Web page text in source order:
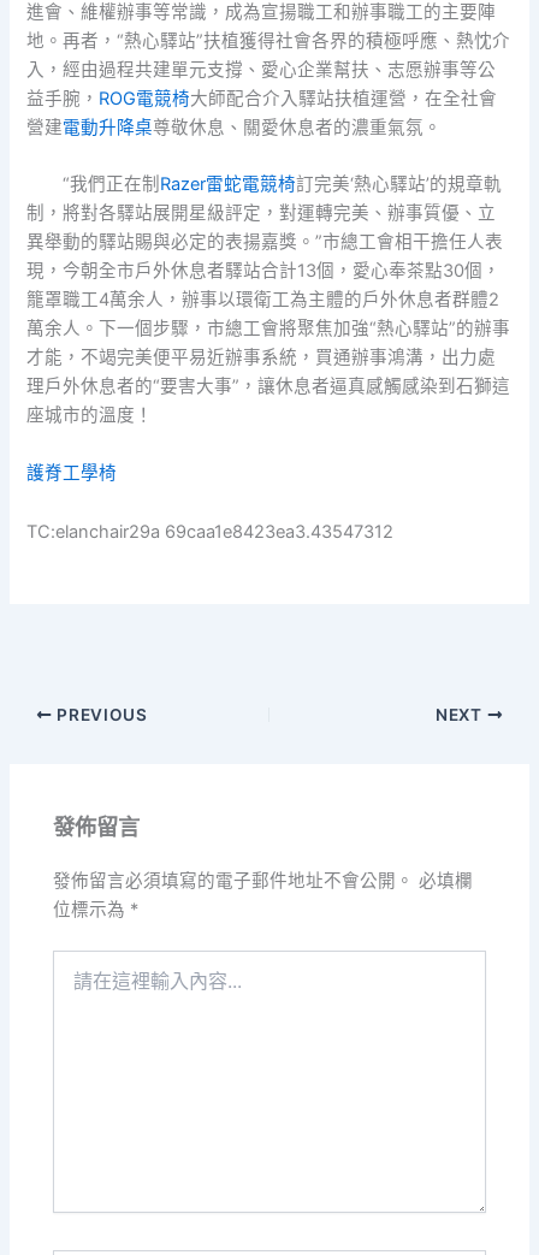
進會、維權辦事等常識，成為宣揚職工和辦事職工的主要陣
地。再者，“熱心驛站”扶植獲得社會各界的積極呼應、熱忱介
入，經由過程共建單元支撐、愛心企業幫扶、志愿辦事等公
益手腕， ROG電競椅大師配合介入驛站扶植運營，在全社會
營建電動升降桌尊敬休息、關愛休息者的濃重氣氛。
“我們正在制 Razer雷蛇電競椅訂完美‘熱心驛站’的規章軌
制，將對各驛站展開星級評定，對運轉完美、辦事質優、立
異舉動的驛站賜與必定的表揚嘉獎。”市總工會相干擔任人表
現，今朝全市戶外休息者驛站合計13個，愛心奉茶點30個，
籠罩職工4萬余人，辦事以環衛工為主體的戶外休息者群體2
萬余人。下一個步驟，市總工會將聚焦加強“熱心驛站”的辦事
才能，不竭完美便平易近辦事系統，買通辦事鴻溝，出力處
理戶外休息者的“要害大事”，讓休息者逼真感觸感染到石獅這
座城市的溫度！
護脊工學椅
TC:elanchair29a 69caa1e8423ea3.43547312
PREVIOUS NEXT
發佈留言
發佈留言必須填寫的電子郵件地址不會公開。 必填欄
位標示為 *